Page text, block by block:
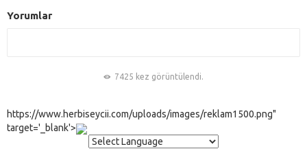
Yorumlar
7425 kez görüntülendi.
https://www.herbiseycii.com/uploads/images/reklam1500.png"
target='_blank'>